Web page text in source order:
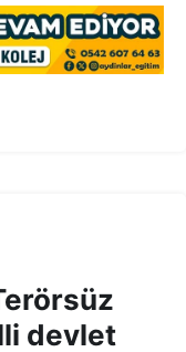
devlet